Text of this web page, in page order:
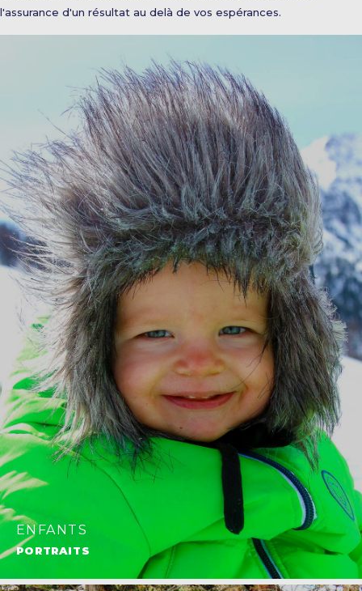
l'assurance d'un résultat au delà de vos espérances.
ENFANTS
PORTRAITS